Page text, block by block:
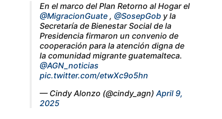
En el marco del Plan Retorno al Hogar el
@MigracionGuate , @SosepGob y la
Secretaría de Bienestar Social de la
Presidencia firmaron un convenio de
cooperación para la atención digna de
la comunidad migrante guatemalteca.
@AGN_noticias
pic.twitter.com/etwXc9o5hn
— Cindy Alonzo (@cindy_agn) April 9,
2025